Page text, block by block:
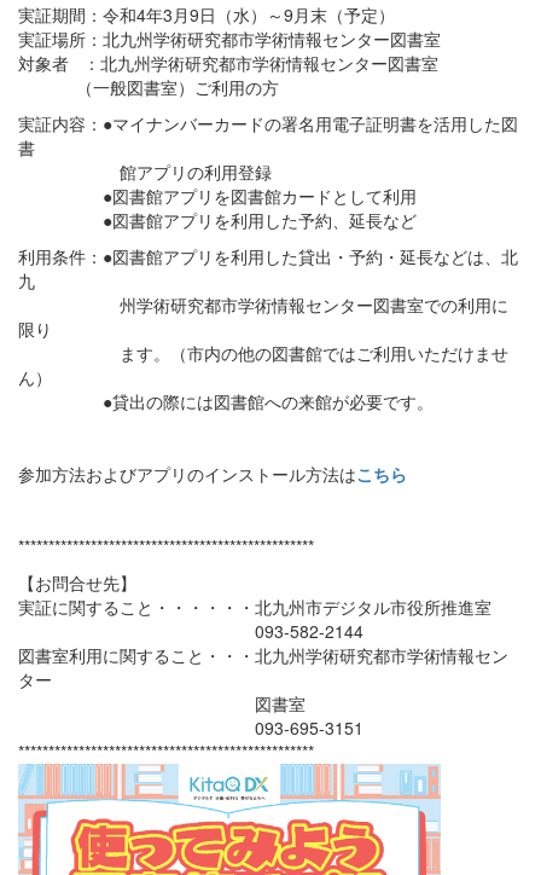
実証期間：令和4年3月9日（水）～9月末（予定）
実証場所：北九州学術研究都市学術情報センター図書室
対象者 ：北九州学術研究都市学術情報センター図書室
（一般図書室）ご利用の方
実証内容：●マイナンバーカードの署名用電子証明書を活用した図
書
館アプリの利用登録
●図書館アプリを図書館カードとして利用
●図書館アプリを利用した予約、延長など
利用条件：●図書館アプリを利用した貸出・予約・延長などは、北
九
州学術研究都市学術情報センター図書室での利用に
限り
ます。（市内の他の図書館ではご利用いただけませ
ん）
●貸出の際には図書館への来館が必要です。
参加方法およびアプリのインストール方法はこちら
*************************************************
【お問合せ先】
実証に関すること・・・・・・北九州市デジタル市役所推進室
093-582-2144
図書室利用に関すること・・・北九州学術研究都市学術情報セン
ター
図書室
093-695-3151
*************************************************